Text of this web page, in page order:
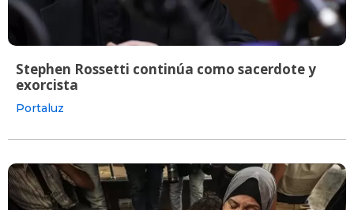
Stephen Rossetti continúa como sacerdote y
exorcista
Portaluz